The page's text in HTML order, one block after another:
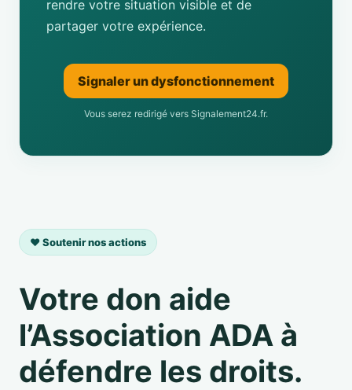
rendre votre situation visible et de
partager votre expérience.
Signaler un dysfonctionnement
Vous serez redirigé vers Signalement24.fr.
❤️ Soutenir nos actions
Votre don aide
l’Association ADA à
défendre les droits.